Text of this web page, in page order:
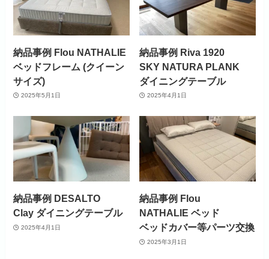
納品事例 Flou NATHALIE
ベッドフレーム (クイーン
サイズ)
2025年5月1日
納品事例 Riva 1920
SKY NATURA PLANK
ダイニングテーブル
2025年4月1日
納品事例 DESALTO
Clay ダイニングテーブル
2025年4月1日
納品事例 Flou
NATHALIE ベッド
ベッドカバー等パーツ交換
2025年3月1日